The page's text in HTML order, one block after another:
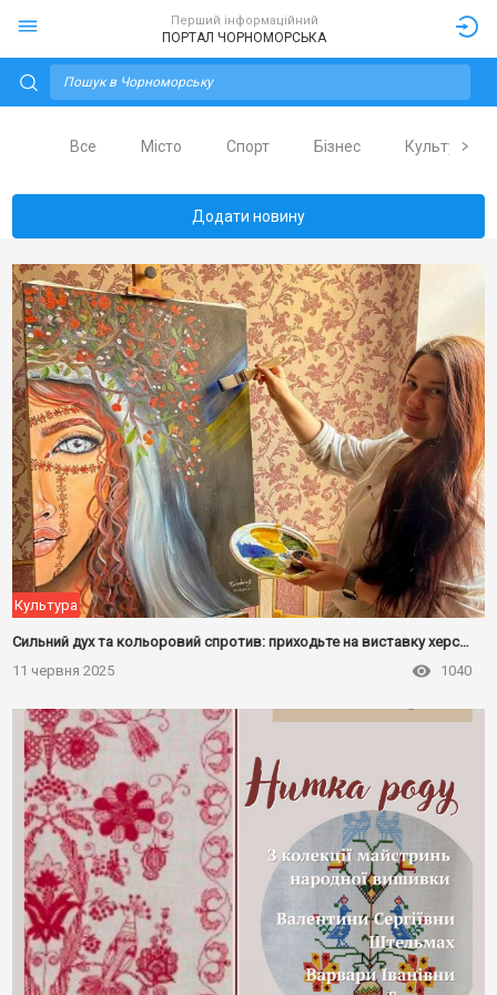
Перший інформаційний
ПОРТАЛ ЧОРНОМОРСЬКА
Все Місто Спорт Бізнес Культура
Додати новину
Культура
Сильний дух та кольоровий спротив: приходьте на виставку херсонської художниці!
11 червня 2025
1040